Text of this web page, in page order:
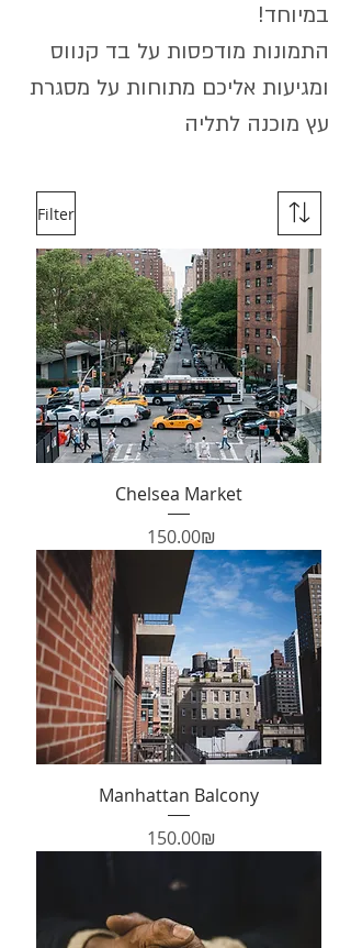
במיוחד!
התמונות מודפסות על בד קנווס
ומגיעות אליכם מתוחות על מסגרת
עץ מוכנה לתליה
Filter
Chelsea Market
Price
‏150.00 ‏₪
Manhattan Balcony
Price
‏150.00 ‏₪